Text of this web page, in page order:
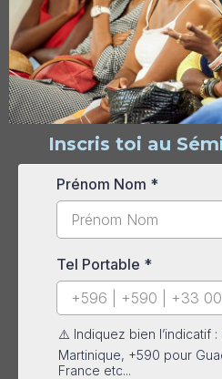
Inscris toi au
Prénom Nom *
Tel Portable *
⚠️ Indiquez bien l’indicatif
Martinique, +590 pour
France etc...